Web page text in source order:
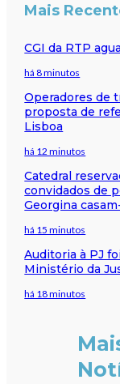
Mais
CGI da RTP
há 8 minutos
Operadores de
proposta de
Lisboa
há 12 minutos
Catedral
convidados de
Georgina
há 15 minutos
Auditoria à PJ
Ministério da
há 18 minutos
Mais